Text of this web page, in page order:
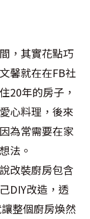
，其實花點巧
馨就在在FB社
20年的房子，
心料理，後來
為常需要在家
法。
改裝廚房包含
DIY改造，透
整個廚房煥然